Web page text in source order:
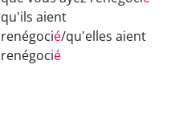
qu'ils aient
renégocié/qu'elles aient
renégocié